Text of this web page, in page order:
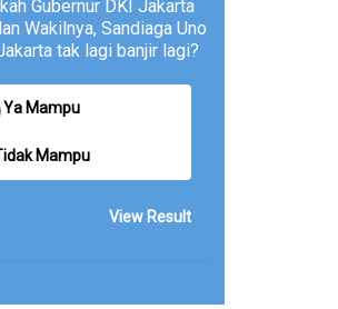
Gubernur DKI Jakarta
Wakilnya, Sandiaga Uno
tak lagi banjir lagi?
Ya Mampu
Mampu
View Result